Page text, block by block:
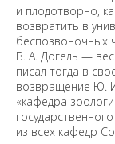
и плодотворно,
возвратить в
беспозвоночных
В. А. Догель —
писал тогда в
возвращение Ю.
«кафедра
из всех кафедр